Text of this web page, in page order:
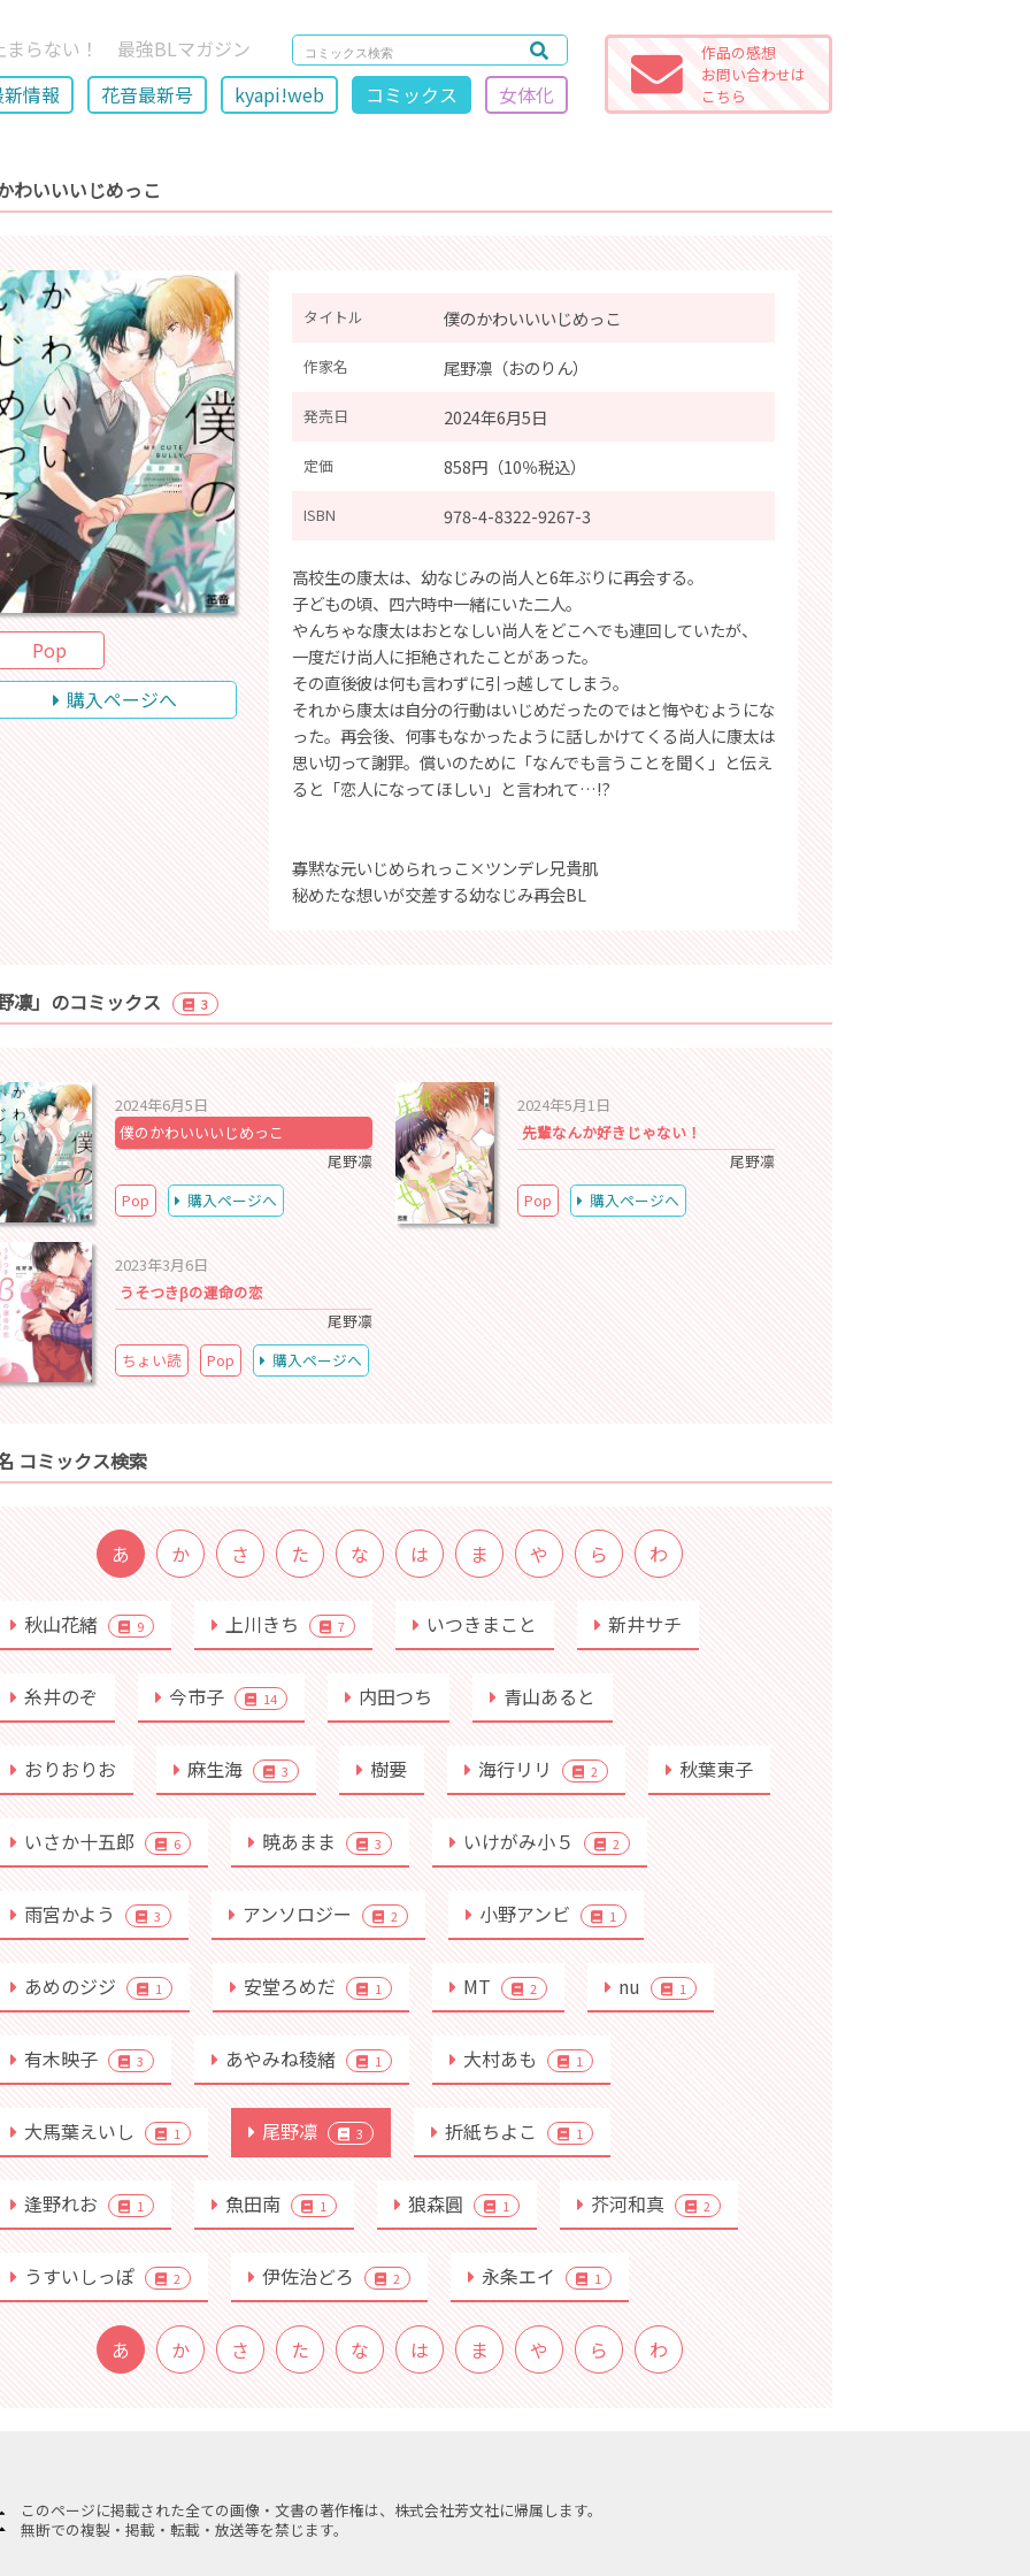
まらない！ 最強BLマガジン
情報
花音最新号 kyapi!web コミックス 女体化
作品の感想
お問い合わせは
こちら
わいいいじめっこ
Pop
購入ページへ
タイトル 僕のかわいいいじめっこ
作家名 尾野凛（おのりん）
発売日 2024年6月5日
定価 858円（10％税込）
ISBN 978-4-8322-9267-3
高校生の康太は、幼なじみの尚人と6年ぶりに再会する。
子どもの頃、四六時中一緒にいた二人。
やんちゃな康太はおとなしい尚人をどこへでも連回していたが、
一度だけ尚人に拒絶されたことがあった。
その直後彼は何も言わずに引っ越してしまう。
それから康太は自分の行動はいじめだったのではと悔やむようにな
った。再会後、何事もなかったように話しかけてくる尚人に康太は
思い切って謝罪。償いのために「なんでも言うことを聞く」と伝え
ると「恋人になってほしい」と言われて…!?
寡黙な元いじめられっこ×ツンデレ兄貴肌
秘めたな想いが交差する幼なじみ再会BL
凛」のコミックス 3
2024年6月5日
僕のかわいいいじめっこ
尾野凛
Pop
購入ページへ
2024年5月1日
先輩なんか好きじゃない！
尾野凛
Pop
購入ページへ
2023年3月6日
うそつきβの運命の恋
尾野凛
ちょい読
Pop 購入ページへ
コミックス検索
あ か さ た な は ま や ら わ
秋山花緒 9 上川きち 7 いつきまこと 新井サチ
糸井のぞ 今市子 14 内田つち 青山あると
おりおりお 麻生海 3 樹要 海行リリ 2 秋葉東子
いさか十五郎 6 暁あまま 3 いけがみ小５ 2
雨宮かよう 3 アンソロジー 2 小野アンビ 1
あめのジジ 1 安堂ろめだ 1 MT 2 nu 1
有木映子 3 あやみね稜緒 1 大村あも 1
大馬葉えいし 1 尾野凛 3 折紙ちよこ 1
逢野れお 1 魚田南 1 狼森圓 1 芥河和真 2
うすいしっぽ 2 伊佐治どろ 2 永条エイ 1
あ か さ た な は ま や ら わ
このページに掲載された全ての画像・文書の著作権は、株式会社芳文社に帰属します。
無断での複製・掲載・転載・放送等を禁じます。